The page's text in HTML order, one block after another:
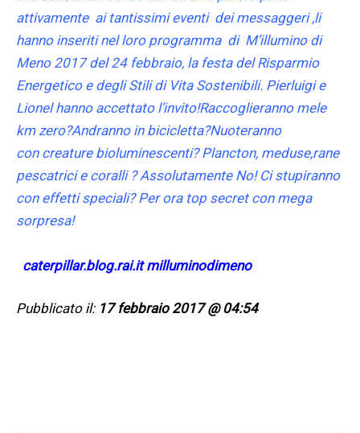
attivamente ai tantissimi eventi dei messaggeri ,li
hanno inseriti nel loro programma di M’illumino di
Meno 2017 del 24 febbraio, la festa del Risparmio
Energetico e degli Stili di Vita Sostenibili. Pierluigi e
Lionel hanno accettato l’invito!Raccoglieranno mele
km zero?Andranno in bicicletta?Nuoteranno
con creature bioluminescenti? Plancton, meduse,rane
pescatrici e coralli ? Assolutamente No! Ci stupiranno
con effetti speciali? Per ora top secret con mega
sorpresa!
caterpillar.blog.rai.it milluminodimeno
Pubblicato il: 17 febbraio 2017 @ 04:54